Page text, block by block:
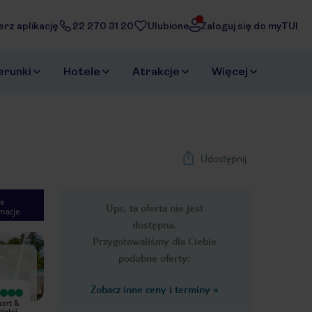
aplikację 22 270 31 20 Ulubione Zaloguj się do myTUI
Hotele Atrakcje Więcej
Udostępnij
Ups, ta oferta nie jest
dostępna.
Przygotowaliśmy dla Ciebie
podobne oferty:
Zobacz inne ceny i terminy »
Next slide
1/24
&
Wyjątkowy